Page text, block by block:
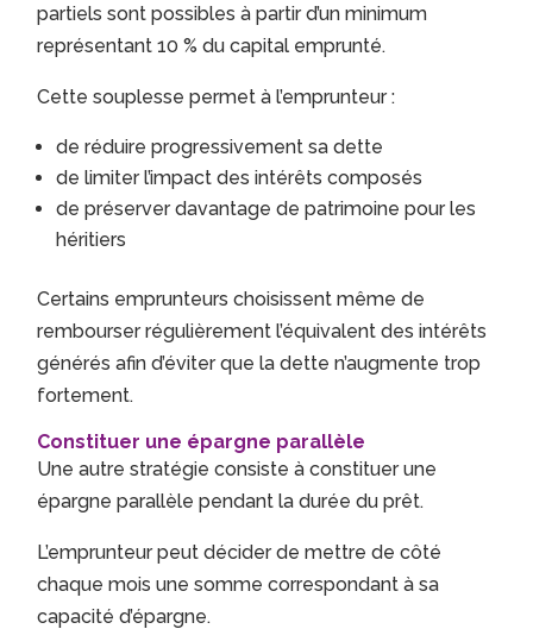
partiels sont possibles à partir d’un minimum
représentant 10 % du capital emprunté.
Cette souplesse permet à l’emprunteur :
de réduire progressivement sa dette
de limiter l’impact des intérêts composés
de préserver davantage de patrimoine pour les
héritiers
Certains emprunteurs choisissent même de
rembourser régulièrement l’équivalent des intérêts
générés afin d’éviter que la dette n’augmente trop
fortement.
Constituer une épargne parallèle
Une autre stratégie consiste à constituer une
épargne parallèle pendant la durée du prêt.
L’emprunteur peut décider de mettre de côté
chaque mois une somme correspondant à sa
capacité d’épargne.